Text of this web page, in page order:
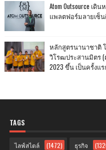
Atom Outsource เดิ
แพลตฟอร์มลายเซ็
หลักสูตรนานาชาติ
วิโรฒประสานมิตร (ฝ่
2023 ขึ้น เป็นครั้งแ
TAGS
ไลฟ์สไตล์ (1472) ธุรกิจ